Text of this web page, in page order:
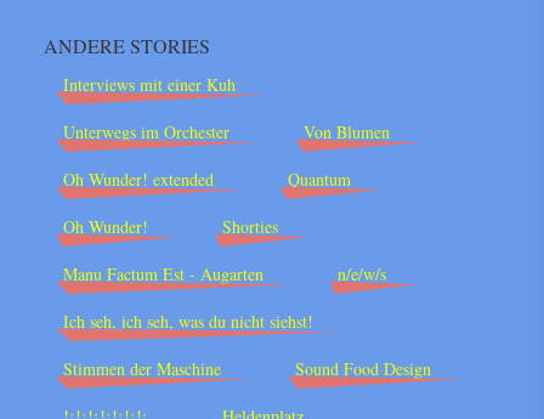
ANDERE STORIES
Interviews mit einer Kuh
Unterwegs im Orchester Von Blumen
Oh Wunder! extended Quantum
Oh Wunder! Shorties
Manu Factum Est - Augarten n/e/w/s
Ich seh, ich seh, was du nicht siehst!
Stimmen der Maschine Sound Food Design